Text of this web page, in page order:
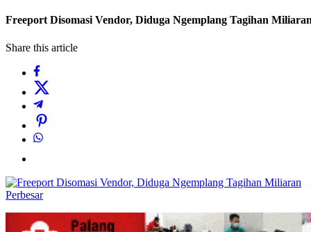
Freeport Disomasi Vendor, Diduga Ngemplang Tagihan
Share this article
Perbesar